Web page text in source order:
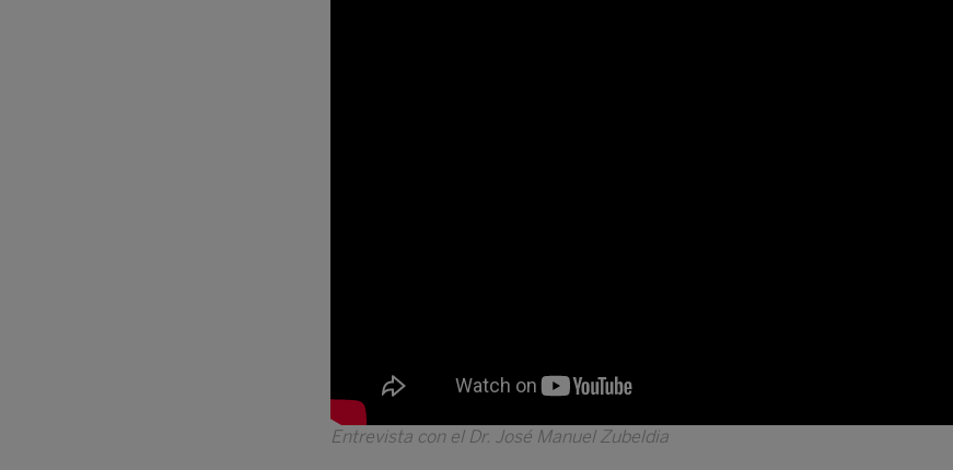
Entrevista con el Dr. José Manuel Zubeldia